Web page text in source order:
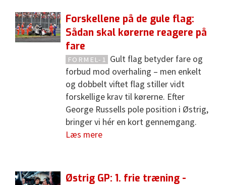
Forskellene på de gule flag:
Sådan skal kørerne reagere på
fare
FORMEL-1 Gult flag betyder fare og
forbud mod overhaling – men enkelt
og dobbelt viftet flag stiller vidt
forskellige krav til kørerne. Efter
George Russells pole position i Østrig,
bringer vi hér en kort gennemgang.
Læs mere
Østrig GP: 1. frie træning -